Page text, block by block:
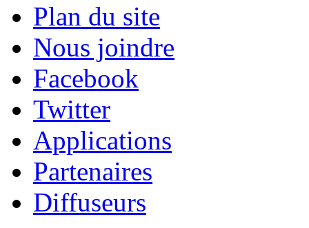
Plan du site
Nous joindre
Facebook
Twitter
Applications
Partenaires
Diffuseurs